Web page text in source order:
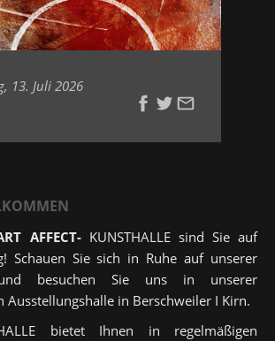
13. Juli 2026
AFFECT- KUNSTHALLE sind Sie auf
Schauen Sie sich in Ruhe auf unserer
besuchen Sie uns in unserer
in Berschweiler I Kirn.
bietet Ihnen in regelmäßigen